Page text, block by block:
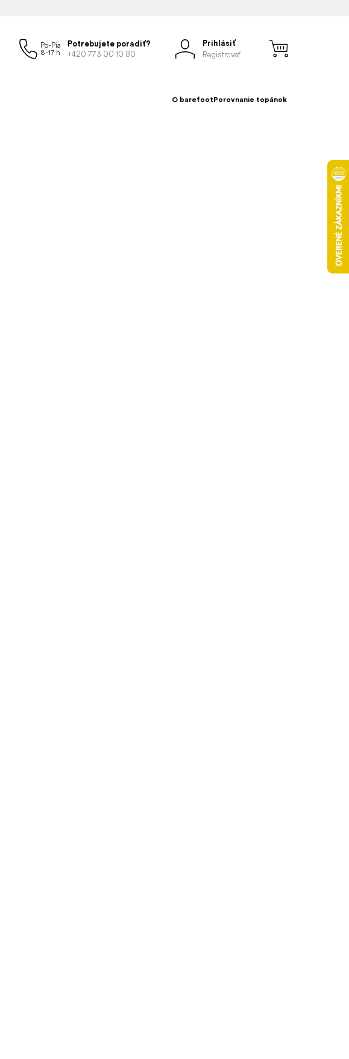
Potrebujete poradiť?
+420 773 00 10 80
Prihlásiť
Registrovať
O barefootPorovnanie topánok